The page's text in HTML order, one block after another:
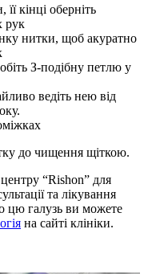
кінці оберніть
рук
нитки, щоб акуратно
З-подібну петлю у
ведіть нею від
до чищення щіткою.
“Rishon” для
та лікування
цю галузь ви можете
на сайті клініки.